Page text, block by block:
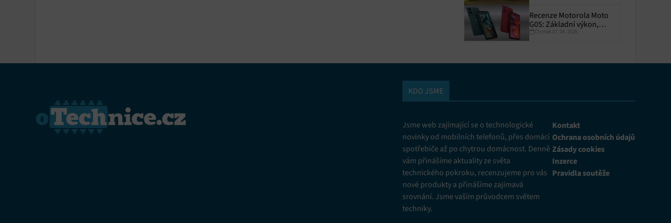
Recenze Motorola Moto
G05: Základní výkon,
skvělá výdrž
Čtvrtek 07. 08. 2025
KDO JSME
Jsme web zajímající se o technologické
novinky od mobilních telefonů, přes domácí
spotřebiče až po chytrou domácnost. Denně
vám přinášíme aktuality ze světa
technického pokroku, recenzujeme pro vás
nové produkty a přinášíme zajímavá
srovnání. Jsme vaším průvodcem světem
techniky.
Kontakt
Ochrana osobních údajů
Zásady cookies
Inzerce
Pravidla soutěže